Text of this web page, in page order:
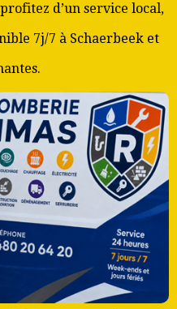
d’un service local,
7j/7 à Schaerbeek et